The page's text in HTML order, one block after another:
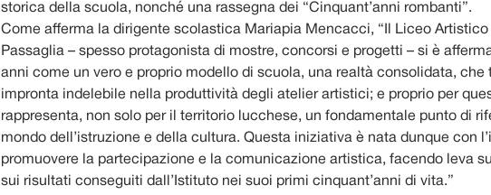
storica della scuola, nonché una rassegna dei “Cinquant’anni rombanti”.
Come afferma la dirigente scolastica Mariapia Mencacci, “Il Liceo
Passaglia – spesso protagonista di mostre, concorsi e progetti – si è
anni come un vero e proprio modello di scuola, una realtà consolidata, che
impronta indelebile nella produttività degli atelier artistici; e proprio per
rappresenta, non solo per il territorio lucchese, un fondamentale punto di
mondo dell’istruzione e della cultura. Questa iniziativa è nata dunque con
promuovere la partecipazione e la comunicazione artistica, facendo leva
sui risultati conseguiti dall’Istituto nei suoi primi cinquant’anni di vita.”